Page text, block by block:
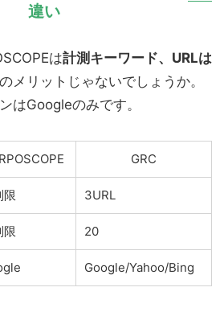
違い
は計測キーワード、URLは
メリットじゃないでしょうか。
はGoogleのみです。
GRC
限 3URL
限 20
Google/Yahoo/Bing